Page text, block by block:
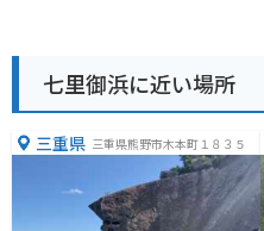
七里御浜に近い場所
三重県 三重県熊野市木本町１８３５